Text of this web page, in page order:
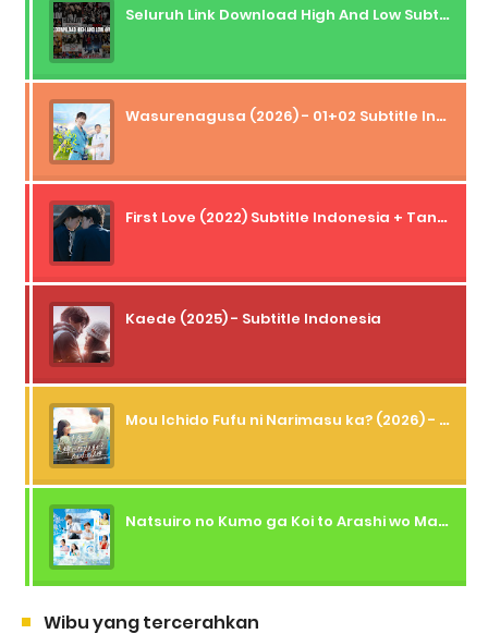
Seluruh Link Download High And Low Subtitle Indonesia
Wasurenagusa (2026) - 01+02 Subtitle Indonesia
First Love (2022) Subtitle Indonesia + Tanpa Iklan + Streaming + 1080p
Kaede (2025) - Subtitle Indonesia
Mou Ichido Fufu ni Narimasu ka? (2026) - 01 Subtitle Indonesia
Natsuiro no Kumo ga Koi to Arashi wo Makiokosu (2026) - 01 Subtitle Indonesia
Wibu yang tercerahkan